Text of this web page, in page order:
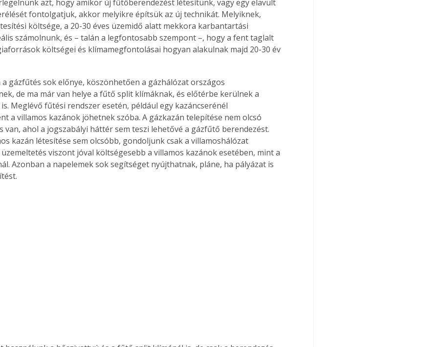
azt, hogy amikor új fűtőberendezést létesítünk, vagy egy elavult
fontolgatjuk, akkor melyikre építsük az új technikát. Melyiknek,
költsége, a 20-30 éves üzemidő alatt mekkora karbantartási
számolnunk, és – talán a legfontosabb szempont –, hogy a fent taglalt
költségei és klímamegfontolásai hogyan alakulnak majd 20-30 év
gázfűtés sok előnye, köszönhetően a gázhálózat országos
de ma már van helye a fűtő split klímáknak, és előtérbe kerülnek a
Meglévő fűtési rendszer esetén, például egy kazáncserénél
a villamos kazánok jöhetnek szóba. A gázkazán telepítése nem olcsó
van, ahol a jogszabályi háttér sem teszi lehetővé a gázfűtő berendezést.
kazán létesítése sem olcsóbb, gondoljunk csak a villamoshálózat
viszont jóval költségesebb a villamos kazánok esetében, mint a
Azonban a napelemek sok segítséget nyújthatnak, pláne, ha pályázat is